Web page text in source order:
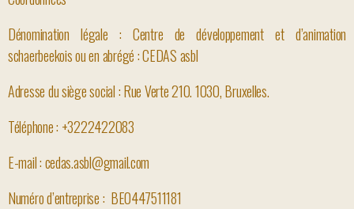
Dénomination légale : Centre de développement et d’animation
schaerbeekois ou en abrégé : CEDAS asbl
Adresse du siège social : Rue Verte 210. 1030, Bruxelles.
Téléphone : +3222422083
E-mail : cedas.asbl@gmail.com
Numéro d’entreprise : BE0447511181